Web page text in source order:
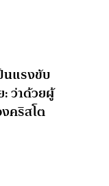
นแรงขับ
: ว่าด้วยผู้
คริสโต